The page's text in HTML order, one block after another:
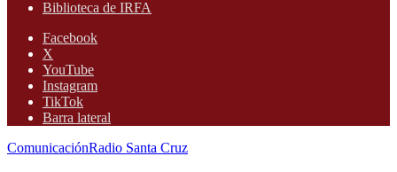
Biblioteca de IRFA
Facebook
X
YouTube
Instagram
TikTok
Barra lateral
ComunicaciónRadio Santa Cruz